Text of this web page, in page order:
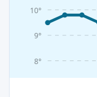
8°
9°
10°